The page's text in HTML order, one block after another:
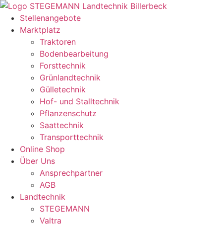
Zum
Inhalt
springen
Stellenangebote
Marktplatz
Traktoren
Bodenbearbeitung
Forsttechnik
Grünlandtechnik
Gülletechnik
Hof- und Stalltechnik
Pflanzenschutz
Saattechnik
Transporttechnik
Online Shop
Über Uns
Ansprechpartner
AGB
Landtechnik
STEGEMANN
Valtra